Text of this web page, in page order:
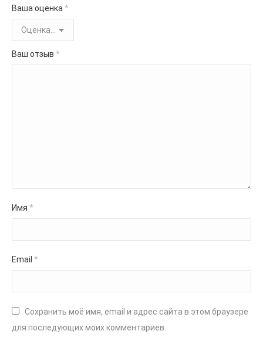
Ваша оценка*
Ваш отзыв *
Имя *
Email *
Сохранить моё имя, email и адрес сайта в этом браузере
для последующих моих комментариев.